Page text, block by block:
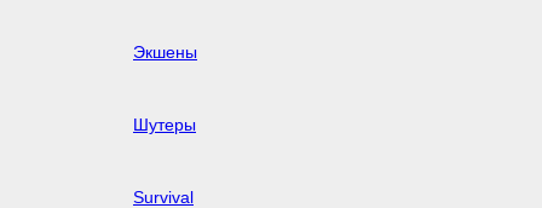
Экшены
Шутеры
Survival